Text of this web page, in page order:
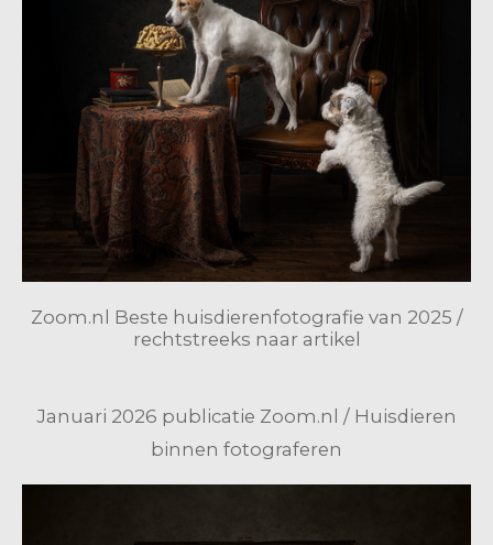
Zoom.nl Beste huisdierenfotografie van 2025 /
rechtstreeks naar artikel
Januari 2026 publicatie Zoom.nl / Huisdieren
binnen fotograferen